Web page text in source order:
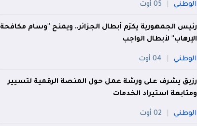
الوطني 05 أوت
رئيس الجمهورية يكرّم أبطال الجزائر.. ويمنح "وسام مكافحة
الإرهاب" لأبطال الواجب
الوطني 04 أوت
رزيق يشرف على ورشة عمل حول المنصة الرقمية لتسيير
ومتابعة استيراد الخدمات
الوطني 02 أوت